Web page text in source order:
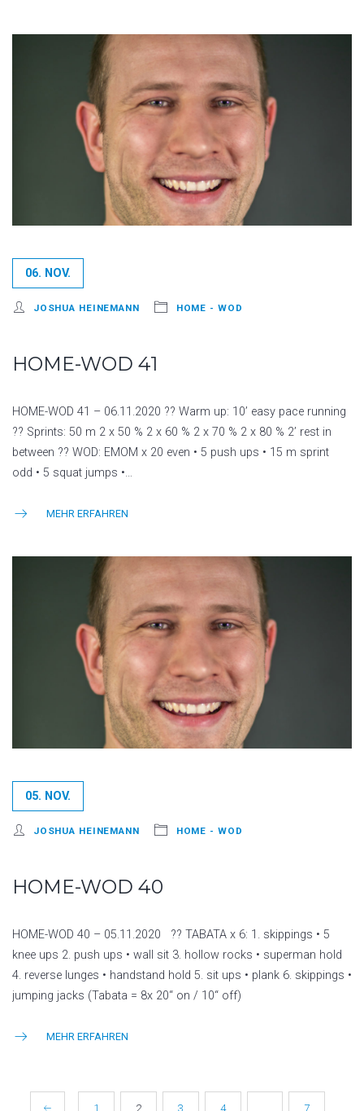
06. NOV.
JOSHUA HEINEMANN HOME - WOD
HOME-WOD 41
HOME-WOD 41 – 06.11.2020 ?? Warm up: 10’ easy pace running
?? Sprints: 50 m 2 x 50 % 2 x 60 % 2 x 70 % 2 x 80 % 2’ rest in
between ?? WOD: EMOM x 20 even • 5 push ups • 15 m sprint
odd • 5 squat jumps •…
MEHR ERFAHREN
05. NOV.
JOSHUA HEINEMANN HOME - WOD
HOME-WOD 40
HOME-WOD 40 – 05.11.2020 ?? TABATA x 6: 1. skippings • 5
knee ups 2. push ups • wall sit 3. hollow rocks • superman hold
4. reverse lunges • handstand hold 5. sit ups • plank 6. skippings •
jumping jacks (Tabata = 8x 20“ on / 10“ off)
MEHR ERFAHREN
BEITRAGSNAVIGATION
1 2 3 4 7